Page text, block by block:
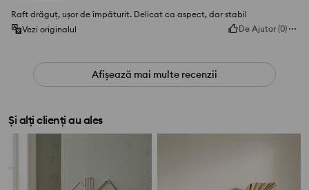
Raft drăguț, ușor de împăturit. Delicat ca aspect, dar stabil
Vezi originalul
De Ajutor (0)
Afișează mai multe recenzii
Și alți clienți au ales